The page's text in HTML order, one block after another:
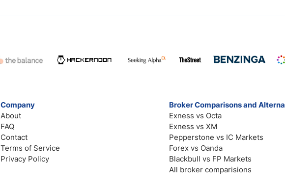
Company
About
FAQ
Contact
Terms of Service
Privacy Policy
Broker Comparisons and
Exness vs Octa
Exness vs XM
Pepperstone vs IC Markets
Forex vs Oanda
Blackbull vs FP Markets
All broker comparisions